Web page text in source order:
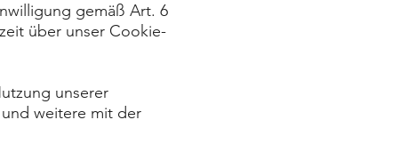
gemäß Art. 6
über unser Cookie-
unserer
weitere mit der